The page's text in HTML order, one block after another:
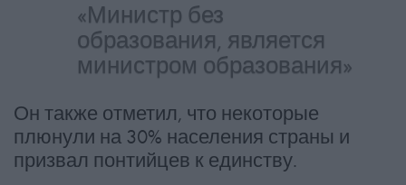
«Министр без
образования, является
министром образования»
Он также отметил, что некоторые
плюнули на 30% населения страны и
призвал понтийцев к единству.